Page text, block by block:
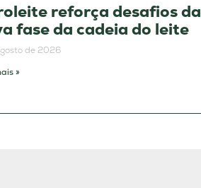
reforça desafios da
fase da cadeia do leite
de 2026
»